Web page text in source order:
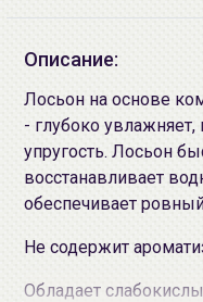
Описание:
Лосьон на основе
- глубоко
упругость. Лосьон
восстанавливает
обеспечивает
Не содержит
Обладает